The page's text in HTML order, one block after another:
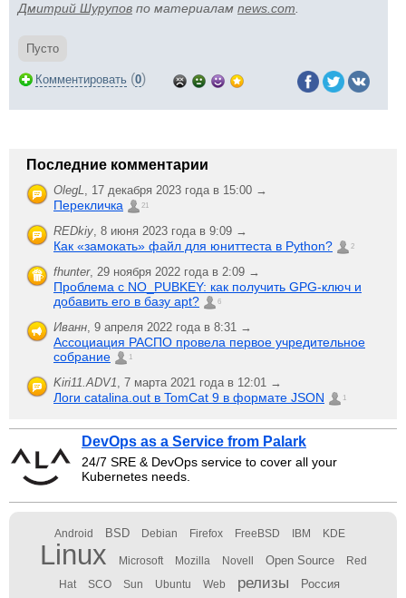
Дмитрий Шурупов по материалам news.com
Пусто
Комментировать (0)
Последние комментарии
OlegL, 17 декабря 2023 года в 15:00 →
Перекличка 21
REDkiy, 8 июня 2023 года в 9:09 →
Как «замокать» файл для юниттеста в Python? 2
fhunter, 29 ноября 2022 года в 2:09 →
Проблема с NO_PUBKEY: как получить GPG-ключ и
добавить его в базу apt?
6
Иванн, 9 апреля 2022 года в 8:31 →
Ассоциация РАСПО провела первое учредительное
собрание
1
Kiri11.ADV1, 7 марта 2021 года в 12:01 →
Логи catalina.out в TomCat 9 в формате JSON 1
DevOps as a Service from Palark
24/7 SRE & DevOps service to cover all your
Kubernetes needs.
Android BSD Debian Firefox FreeBSD IBM KDE
Linux Microsoft Mozilla Novell Open Source Red
Hat SCO Sun Ubuntu Web релизы Россия